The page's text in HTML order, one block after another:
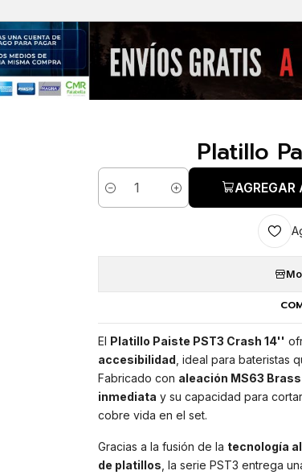
Platillo
Cantidad
AGREGAR
El Platillo Paiste PST3 Crash 14''
accesibilidad , ideal para bateristas
Fabricado con aleación MS63
inmediata y su capacidad para
cobre vida en el set.
Gracias a la fusión de la tecnología
de platillos , la serie PST3 entrega